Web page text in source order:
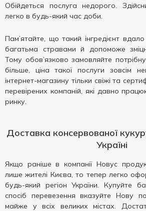
Обійдеться послуга недорого.
легко в будь-який час доби.
Пам’ятайте, що такий інгредієнт
багатьма стравами й допоможе
Тому обов’язково замовляйте потрібну
більше, ціна такої послуги зовсім
інтернет-магазину тільки свіжі та
перевірених компаній, які давно
ринку.
Доставка консервованої
Україні
Якщо раніше в компанії Новус
лише жителі Києва, то тепер легко
будь-який регіон України. Купуйте
спосіб перевезення вказуйте Нову
майже у всіх великих містах.